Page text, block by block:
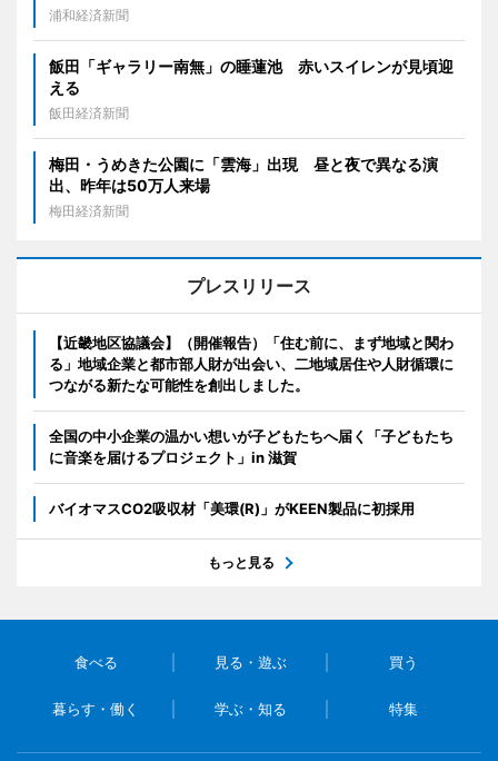
浦和経済新聞
飯田「ギャラリー南無」の睡蓮池 赤いスイレンが見頃迎
える
飯田経済新聞
梅田・うめきた公園に「雲海」出現 昼と夜で異なる演
出、昨年は50万人来場
梅田経済新聞
プレスリリース
【近畿地区協議会】（開催報告）「住む前に、まず地域と関わ
る」地域企業と都市部人財が出会い、二地域居住や人財循環に
つながる新たな可能性を創出しました。
全国の中小企業の温かい想いが子どもたちへ届く「子どもたち
に音楽を届けるプロジェクト」in 滋賀
バイオマスCO2吸収材「美環(R)」がKEEN製品に初採用
もっと見る
食べる 見る・遊ぶ 買う
暮らす・働く 学ぶ・知る 特集